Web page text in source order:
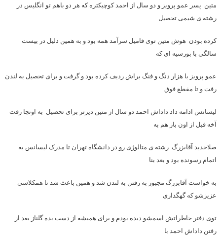
متین پسر عمو پرویز و دو سال از احمد کوچیکتره که هر دو باهم تو انگلیس در
رشته ی شیمی تحصیل
کرده بودن هوش متین توی فامیل سرآمد همه بود و به همین دلیل در بیست
سالگی با بورسیه ای که
عمو پرویز با هزار دنگ و فنگ براش ردیف کرده بود و گرفت و برای تحصیل به لندن
رفت و تا مقطع فوق
لیسانس ادامه داد داداش احمد دو سال از متین دیرتر برای تحصیل به اونجا رفت
آخه قبل از اون باز هم به
صلاحدید آقابزرگ رشته ی متالوژی رو در دانشگاه تهران تا مدرک لیسانس به
اتمام رسونده بود و بعد بنا
به خواست آقابزرگ مجبور به رفتن به لندن شد و همین باعث شد تا همکلاسی
عزیزشو که گهگداری
توی دفتر خاطراتش اسمشو دیده بودم و برای همیشه از دست بده گلناز بعد از
رفتن داداش احمد با